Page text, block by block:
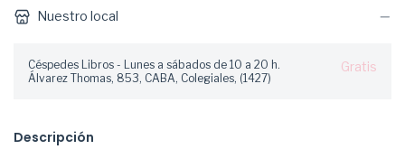
Nuestro local
Céspedes Libros - Lunes a sábados de 10 a 20 h.
Álvarez Thomas, 853, CABA, Colegiales, (1427)
Gratis
Descripción